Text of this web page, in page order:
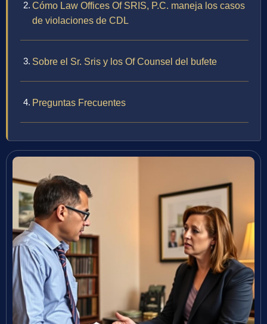
Cómo Law Offices Of SRIS, P.C. maneja los casos
de violaciones de CDL
Sobre el Sr. Sris y los Of Counsel del bufete
Preguntas Frecuentes